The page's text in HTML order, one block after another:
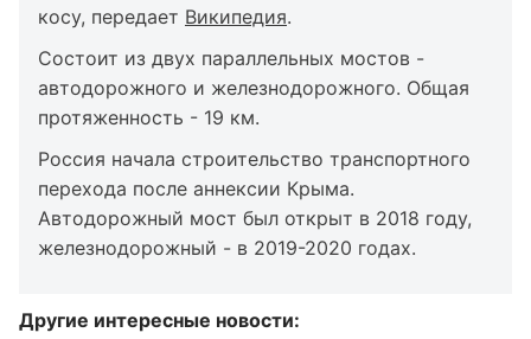
косу, передает Википедия.
Состоит из двух параллельных мостов -
автодорожного и железнодорожного. Общая
протяженность - 19 км.
Россия начала строительство транспортного
перехода после аннексии Крыма.
Автодорожный мост был открыт в 2018 году,
железнодорожный - в 2019-2020 годах.
Другие интересные новости: